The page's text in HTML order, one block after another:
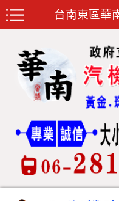
台南東區華